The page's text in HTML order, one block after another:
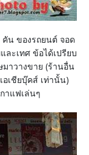
น ของรถยนต์ จอด
ะเทศ ข้อได้เปรียบ
มาวางขาย (ร้านอื่น
อเชียบุ๊คส์ เท่านั้น)
าแฟเล่นๆ